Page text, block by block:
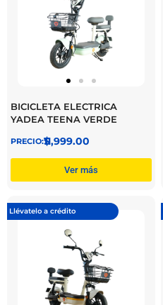
BICICLETA ELECTRICA
YADEA TEENA VERDE
$
11,999.00
Ver más
Llévatelo a crédito